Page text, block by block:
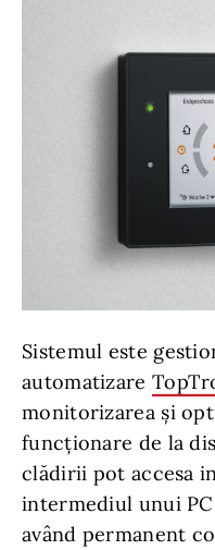
Sistemul este
automatizare
monitorizarea și
funcționare de la
clădirii pot accesa
intermediul unui
având permanent